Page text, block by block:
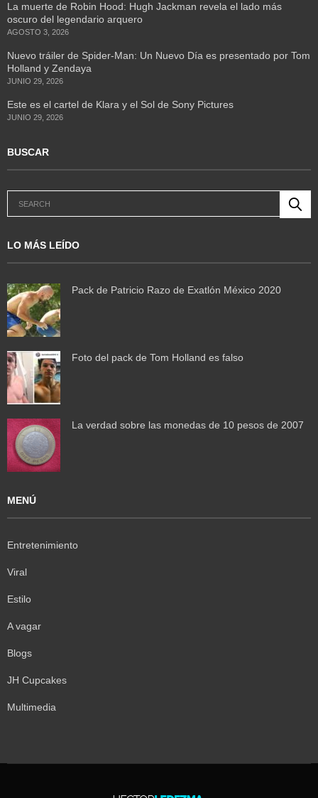
La muerte de Robin Hood: Hugh Jackman revela el lado más
oscuro del legendario arquero
AGOSTO 3, 2026
Nuevo tráiler de Spider-Man: Un Nuevo Día es presentado por Tom
Holland y Zendaya
JUNIO 29, 2026
Este es el cartel de Klara y el Sol de Sony Pictures
JUNIO 29, 2026
BUSCAR
LO MÁS LEÍDO
Pack de Patricio Razo de Exatlón México 2020
Foto del pack de Tom Holland es falso
La verdad sobre las monedas de 10 pesos de 2007
MENÚ
Entretenimiento
Viral
Estilo
A vagar
Blogs
JH Cupcakes
Multimedia